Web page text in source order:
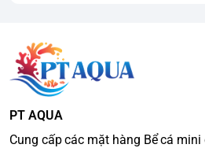
PT AQUA
Cung cấp các mặt hàng Bể cá